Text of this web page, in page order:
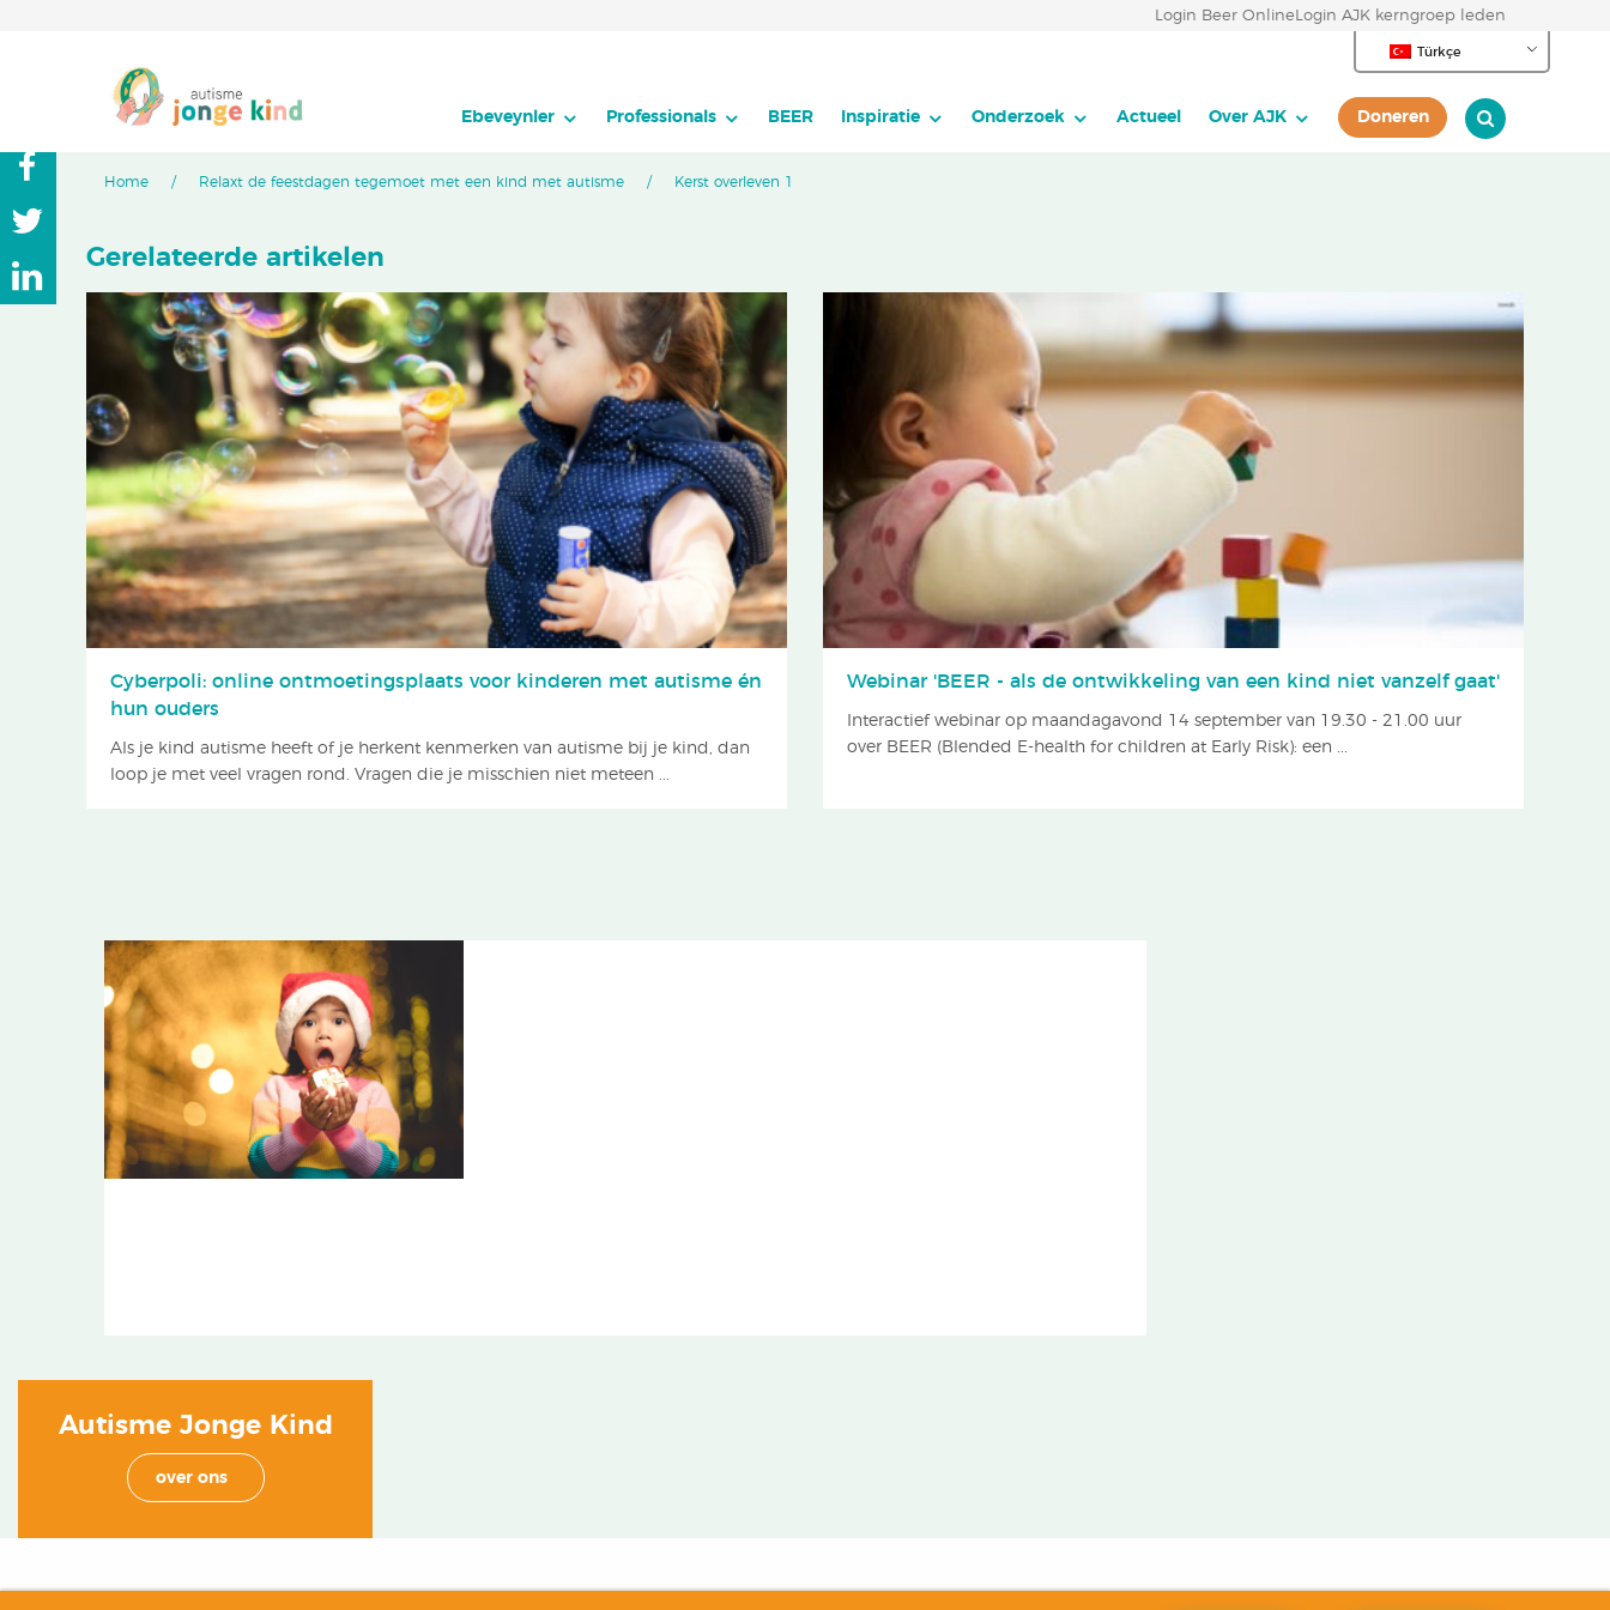
Login Beer Online Login AJK kerngroep leden
Türkçe
Ebeveynler Professionals BEER Inspiratie Onderzoek Actueel Over AJK Doneren
Home Relaxt de feestdagen tegemoet met een kind met autisme Kerst overleven 1
Gerelateerde artikelen
Cyberpoli: online ontmoetingsplaats voor kinderen met autisme én
hun ouders
Als je kind autisme heeft of je herkent kenmerken van autisme bij je kind, dan
loop je met veel vragen rond. Vragen die je misschien niet meteen ...
Webinar 'BEER - als de ontwikkeling van een kind niet vanzelf gaat'
Interactief webinar op maandagavond 14 september van 19.30 - 21.00 uur
over BEER (Blended E-health for children at Early Risk): een ...
Autisme Jonge Kind
over ons